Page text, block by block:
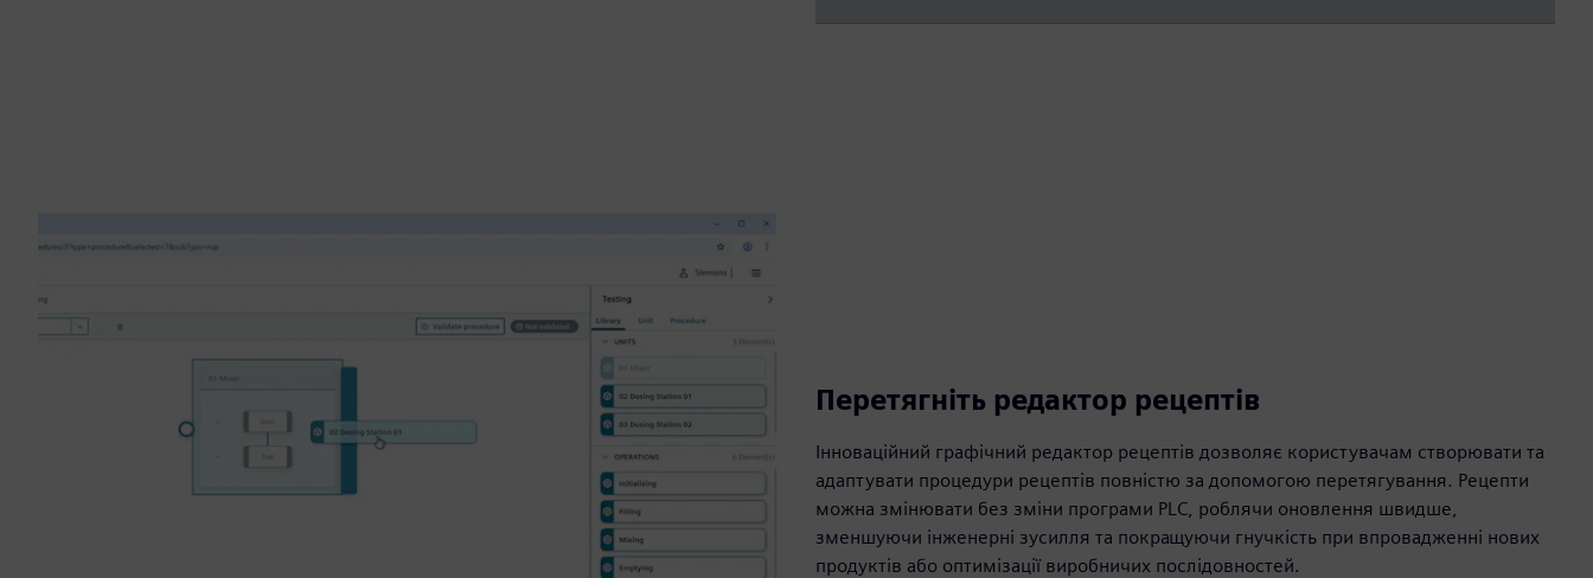
Перетягніть редактор рецептів
Інноваційний графічний редактор рецептів дозволяє користувачам створювати та
адаптувати процедури рецептів повністю за допомогою перетягування. Рецепти
можна змінювати без зміни програми PLC, роблячи оновлення швидше,
зменшуючи інженерні зусилля та покращуючи гнучкість при впровадженні нових
продуктів або оптимізації виробничих послідовностей.